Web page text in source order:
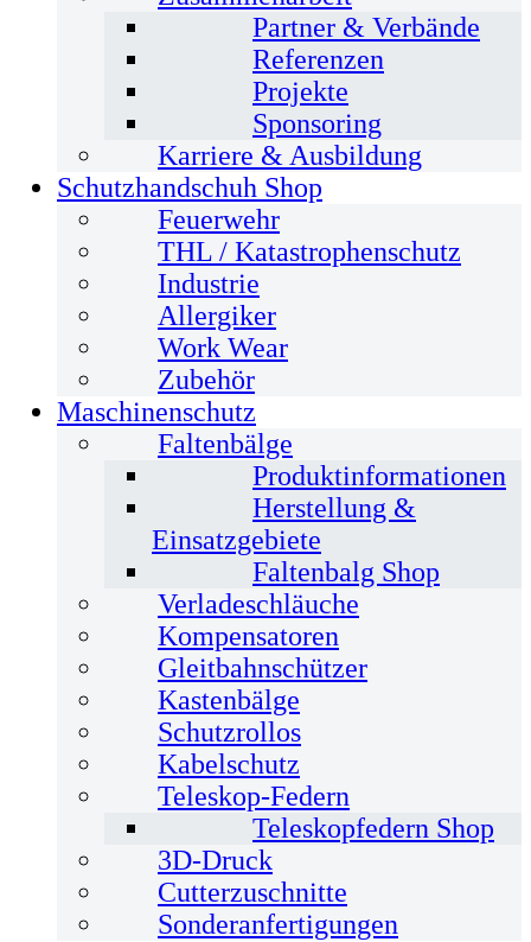
Partner & Verbände
Referenzen
Projekte
Sponsoring
Karriere & Ausbildung
Schutzhandschuh Shop
Feuerwehr
THL / Katastrophenschutz
Industrie
Allergiker
Work Wear
Zubehör
Maschinenschutz
Faltenbälge
Produktinformationen
Herstellung &
Einsatzgebiete
Faltenbalg Shop
Verladeschläuche
Kompensatoren
Gleitbahnschützer
Kastenbälge
Schutzrollos
Kabelschutz
Teleskop-Federn
Teleskopfedern Shop
3D-Druck
Cutterzuschnitte
Sonderanfertigungen